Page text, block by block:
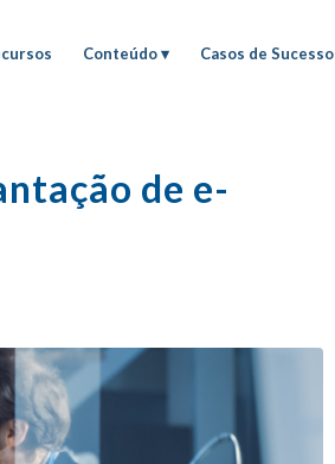
Conteúdo Casos de Sucesso
de e-